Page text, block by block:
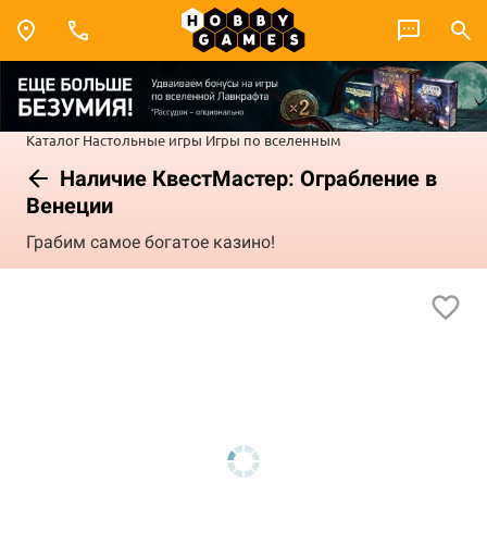
Каталог Настольные игры Игры по вселенным
Наличие КвестМастер: Ограбление в
Венеции
Грабим самое богатое казино!